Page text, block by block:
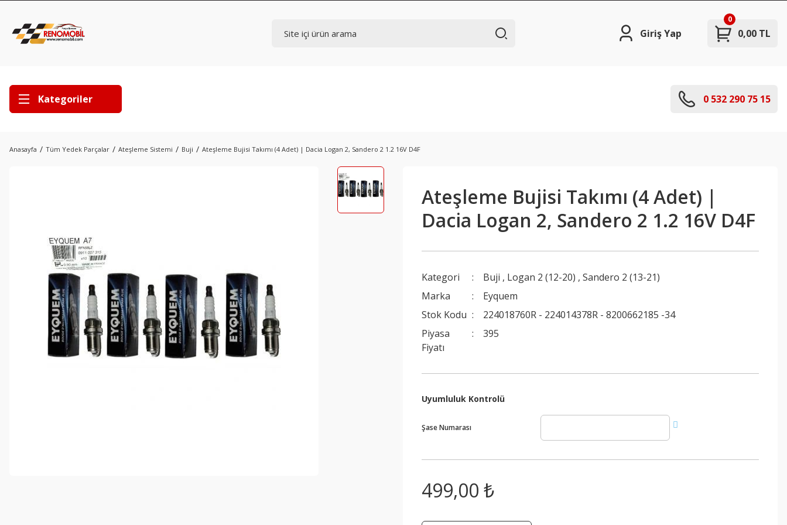
Giriş Yap 0,00 TL
0
Kategoriler 0 532 290 75 15
Anasayfa Tüm Yedek Parçalar Ateşleme Sistemi Buji Ateşleme Bujisi Takımı (4 Adet) | Dacia Logan 2, Sandero 2 1.2 16V D4F
Ateşleme Bujisi Takımı (4 Adet) |
Dacia Logan 2, Sandero 2 1.2 16V D4F
Kategori Buji , Logan 2 (12-20) ,Sandero 2 (13-21)
Marka
Eyquem
Stok Kodu
224018760R - 224014378R - 8200662185 -34
Piyasa
Fiyatı
395
Uyumluluk Kontrolü
Şase Numarası
499,00 ₺